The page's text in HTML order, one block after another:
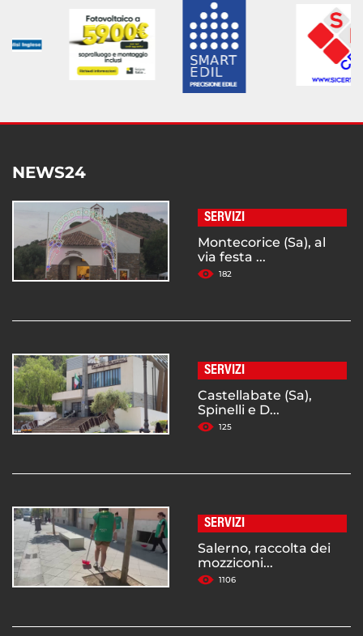
NEWS24
SERVIZI
Montecorice (Sa), al
via festa ...
182
SERVIZI
Castellabate (Sa),
Spinelli e D...
125
SERVIZI
Salerno, raccolta dei
mozziconi...
1106